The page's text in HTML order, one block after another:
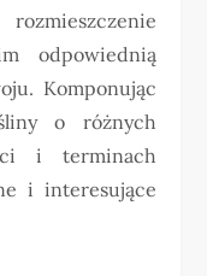
odpowiednią
Komponując
o różnych
i terminach
i interesujące